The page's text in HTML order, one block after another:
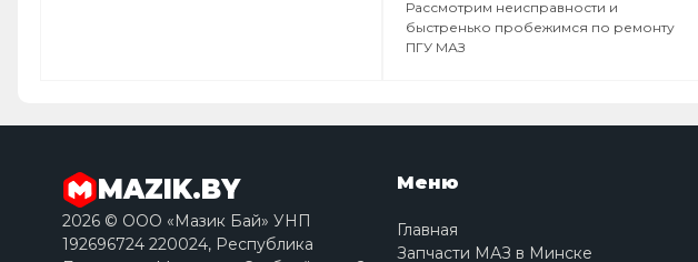
Рассмотрим неисправности и
быстренько пробежимся по ремонту
ПГУ МАЗ
MAZIK.BY
2026 © ООО «Мазик Бай» УНП
192696724 220024, Республика
Меню
Главная
Запчасти МАЗ в Минске